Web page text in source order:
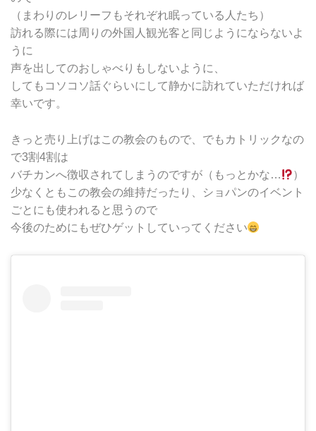
（まわりのレリーフもそれぞれ眠っている人たち）
訪れる際には周りの外国人観光客と同じようにならないよ
うに
声を出してのおしゃべりもしないように、
してもコソコソ話ぐらいにして静かに訪れていただければ
幸いです。
きっと売り上げはこの教会のもので、でもカトリックなの
で3割4割は
バチカンへ徴収されてしまうのですが（もっとかな…
）
少なくともこの教会の維持だったり、ショパンのイベント
ごとにも使われると思うので
今後のためにもぜひゲットしていってください